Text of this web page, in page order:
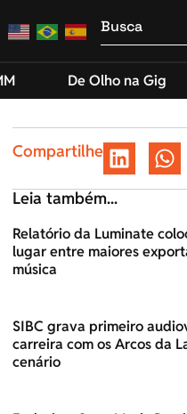
De Olho na Gig
Compartilhe
Leia também...
Relatório da Luminate
lugar entre maiores
música
SIBC grava primeiro
carreira com os Arcos da
cenário